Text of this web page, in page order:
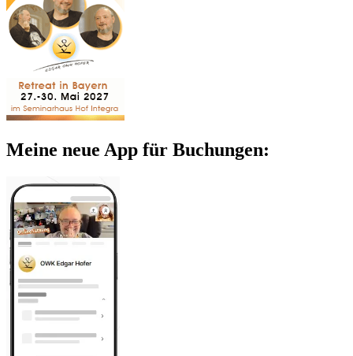
Meine neue App für Buchungen: